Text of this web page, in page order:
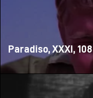
Paradiso, XXXI, 108